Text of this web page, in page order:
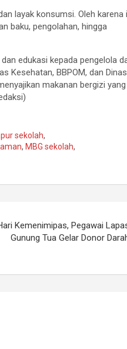
layak konsumsi. Oleh karena
baku, pengolahan, hingga
edukasi kepada pengelola
Kesehatan, BBPOM, dan Dinas
makanan bergizi yang
sekolah,
, MBG sekolah,
Kemenimipas, Pegawai
Gunung Tua Gelar Donor